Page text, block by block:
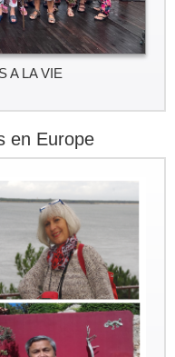
A LA VIE
en Europe